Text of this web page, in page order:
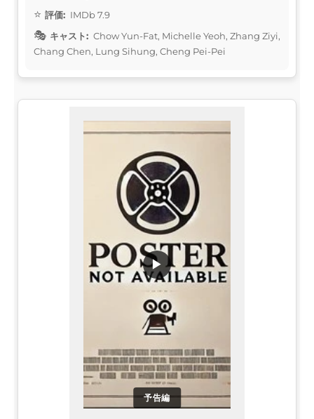
評価: IMDb 7.9
キャスト: Chow Yun-Fat, Michelle Yeoh, Zhang Ziyi,
Chang Chen, Lung Sihung, Cheng Pei-Pei
予告編
▶